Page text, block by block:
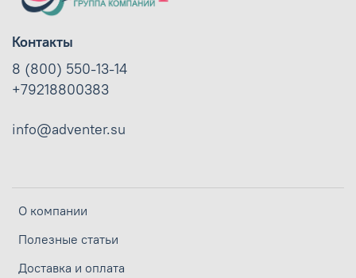
О компании
Полезные статьи
Доставка и оплата
Контакты
8 (800) 550-13-14
+79218800383
info@adventer.su